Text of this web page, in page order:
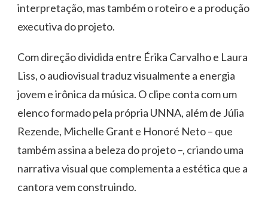
interpretação, mas também o roteiro e a produção
executiva do projeto.
Com direção dividida entre Érika Carvalho e Laura
Liss, o audiovisual traduz visualmente a energia
jovem e irônica da música. O clipe conta com um
elenco formado pela própria UNNA, além de Júlia
Rezende, Michelle Grant e Honoré Neto – que
também assina a beleza do projeto –, criando uma
narrativa visual que complementa a estética que a
cantora vem construindo.